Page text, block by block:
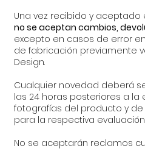
Una vez recibido y
no se aceptan cambios,
excepto en casos de error
de fabricación previamente
Design.
Cualquier novedad deberá
las 24 horas posteriores a la
fotografías del producto y
para la respectiva evaluación.
No se aceptarán reclamos